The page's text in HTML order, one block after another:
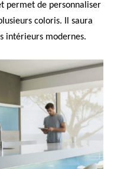
permet de personnaliser
coloris. Il saura
intérieurs modernes.